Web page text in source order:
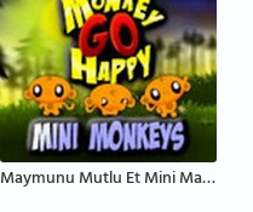
Maymunu Mutlu Et Mini Maymunlar